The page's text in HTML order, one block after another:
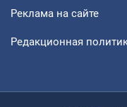
Реклама на сайте
Редакционная